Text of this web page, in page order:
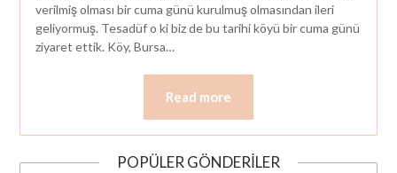
verilmiş olması bir cuma günü kurulmuş olmasından ileri
geliyormuş. Tesadüf o ki biz de bu tarihi köyü bir cuma günü
ziyaret ettik. Köy, Bursa…
Read more
POPÜLER GÖNDERILER